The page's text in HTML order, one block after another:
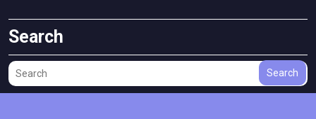
Search
Search